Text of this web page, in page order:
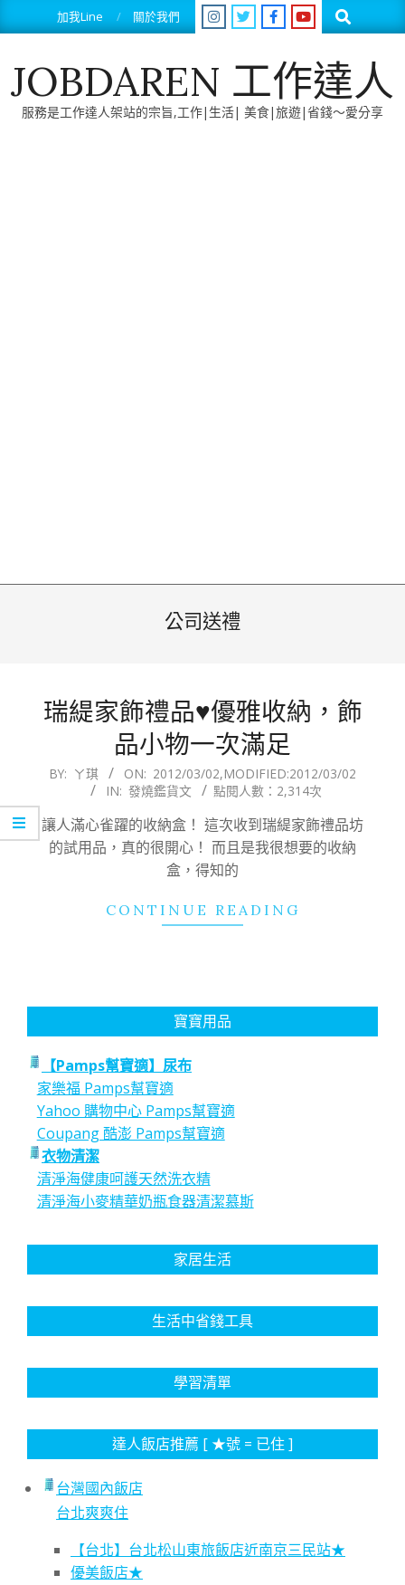
to
加我Line 關於我們 Search
JOBDAREN 工作達人
服務是工作達人架站的宗旨,工作|生活| 美食|旅遊|省錢～愛分享
公司送禮
瑞緹家飾禮品♥優雅收納，飾
品小物一次滿足
2012-
02
BY: ㄚ琪 ON: 2012/03/02,MODIFIED:2012/03/02
IN: 發燒鑑貨文 點閱人數：2,314次
讓人滿心雀躍的收納盒！ 這次收到瑞緹家飾禮品坊
的試用品，真的很開心！ 而且是我很想要的收納
盒，得知的
CONTINUE READING
寶寶用品
【Pamps幫寶適】尿布
家樂福 Pamps幫寶適
Yahoo 購物中心 Pamps幫寶適
Coupang 酷澎 Pamps幫寶適
衣物清潔
清淨海健康呵護天然洗衣精
清淨海小麥精華奶瓶食器清潔慕斯
家居生活
生活中省錢工具
學習清單
達人飯店推薦 [ ★號 = 已住 ]
台灣國內飯店
台北爽爽住
【台北】台北松山東旅飯店近南京三民站★
優美飯店★